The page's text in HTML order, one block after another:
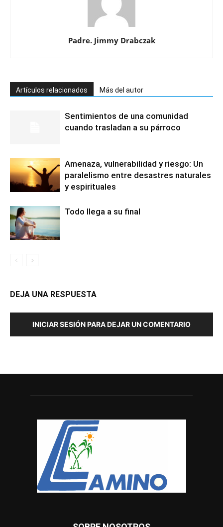
Padre. Jimmy Drabczak
Artículos relacionados Más del autor
Sentimientos de una comunidad
cuando trasladan a su párroco
Amenaza, vulnerabilidad y riesgo: Un
paralelismo entre desastres naturales
y espirituales
Todo llega a su final
DEJA UNA RESPUESTA
INICIAR SESIÓN PARA DEJAR UN COMENTARIO